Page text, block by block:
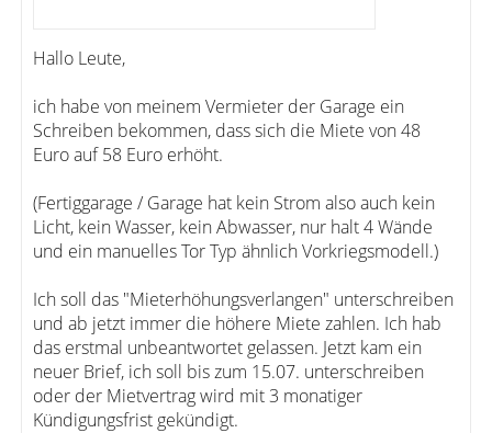
Hallo Leute,
ich habe von meinem Vermieter der Garage ein
Schreiben bekommen, dass sich die Miete von 48
Euro auf 58 Euro erhöht.
(Fertiggarage / Garage hat kein Strom also auch kein
Licht, kein Wasser, kein Abwasser, nur halt 4 Wände
und ein manuelles Tor Typ ähnlich Vorkriegsmodell.)
Ich soll das "Mieterhöhungsverlangen" unterschreiben
und ab jetzt immer die höhere Miete zahlen. Ich hab
das erstmal unbeantwortet gelassen. Jetzt kam ein
neuer Brief, ich soll bis zum 15.07. unterschreiben
oder der Mietvertrag wird mit 3 monatiger
Kündigungsfrist gekündigt.